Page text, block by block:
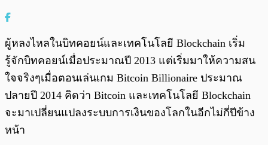
ผู้หลงไหลในบิทคอยน์และเทคโนโลยี Blockchain เริ่ม
รู้จักบิทคอยน์เมื่อประมาณปี 2013 แต่เริ่มมาให้ความสน
ใจจริงๆเมื่อตอนเล่นเกม Bitcoin Billionaire ประมาณ
ปลายปี 2014 คิดว่า Bitcoin และเทคโนโลยี Blockchain
จะมาเปลี่ยนแปลงระบบการเงินของโลกในอีกไม่กี่ปีข้าง
หน้า